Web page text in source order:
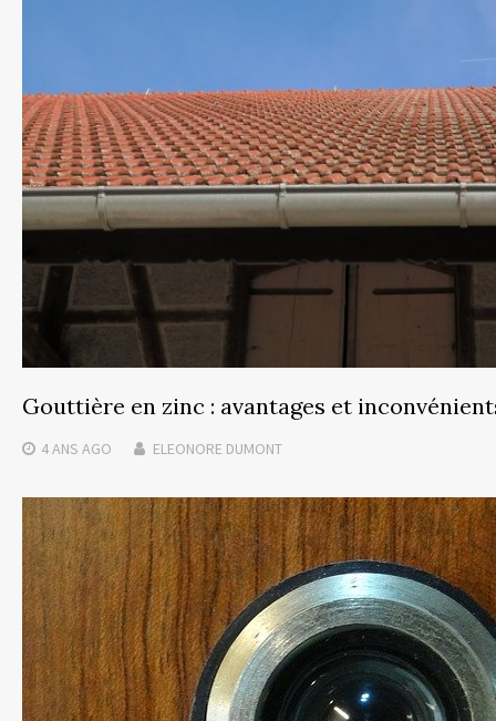
Gouttière en zinc : avantages et
4 ANS AGO ELEONORE DUMONT